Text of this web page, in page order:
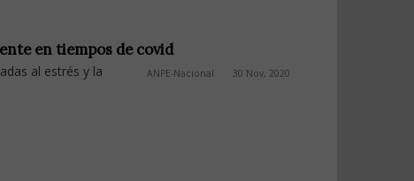
en tiempos de covid
ANPE-Nacional 30 Nov, 2020
al estrés y la